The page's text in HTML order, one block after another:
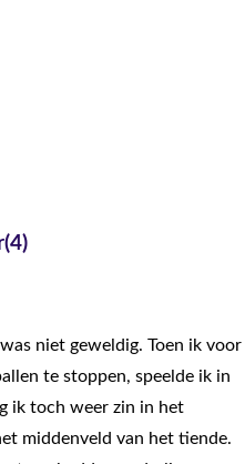
niet geweldig. Toen ik voor
te stoppen, speelde ik in
ik toch weer zin in het
middenveld van het tiende.